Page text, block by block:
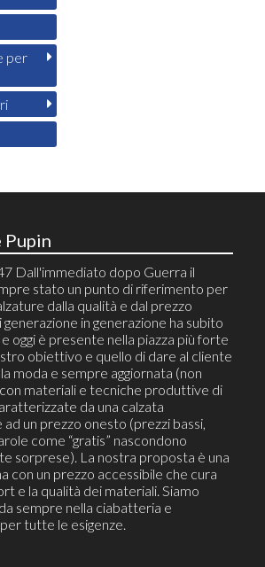
per
Pupin
Dall'immediato dopo Guerra il
stato un punto di riferimento per
dalla qualità e dal prezzo
in generazione ha subito
oggi è presente nella piazza più forte
obiettivo e quello di dare al cliente
moda e sempre aggiornata (non
materiali e tecniche produttive di
da una calzata
un prezzo onesto (prezzi bassi,
come “gratis” nascondono
sorprese). La nostra proposta è una
con un prezzo accessibile che cura
e la qualità dei materiali. Siamo
sempre nella ciabatteria e
tutte le esigenze.